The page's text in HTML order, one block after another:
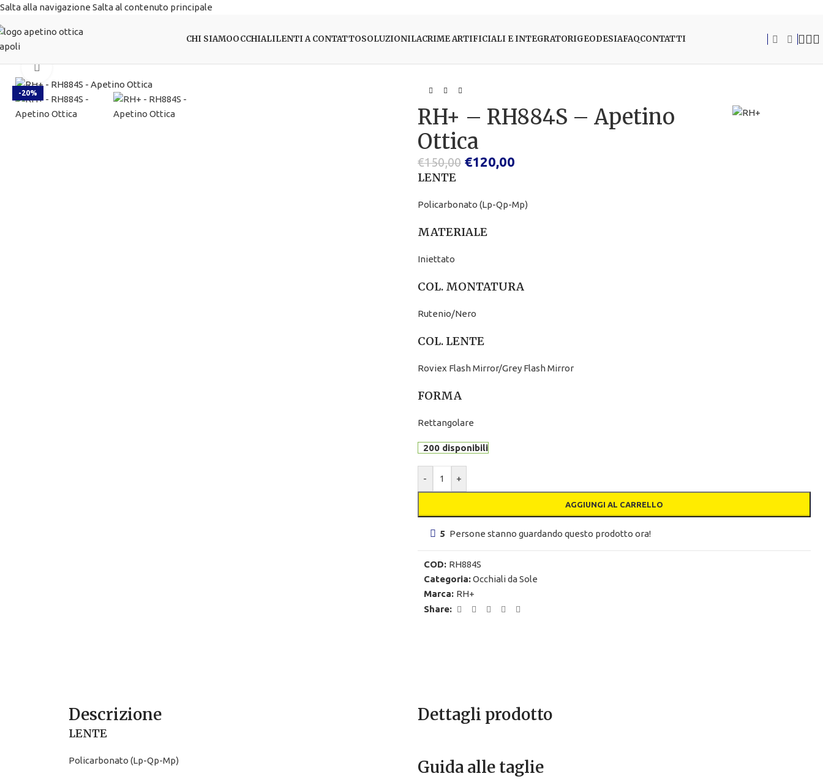
Salta alla navigazione Salta al contenuto principale
CHI SIAMOOCCHIALILENTI A CONTATTOSOLUZIONILACRIME ARTIFICIALI E INTEGRATORIGEODESIAFAQCONTATTI
-20%
Clicca per ingrandire
RH+ – RH884S – Apetino
Ottica
€150,00 €120,00
LENTE
Policarbonato (Lp-Qp-Mp)
MATERIALE
Iniettato
COL. MONTATURA
Rutenio/Nero
COL. LENTE
Roviex Flash Mirror/Grey Flash Mirror
FORMA
Rettangolare
200 disponibili
- +
AGGIUNGI AL CARRELLO
5 Persone stanno guardando questo prodotto ora!
COD: RH884S
Categoria:Occhiali da Sole
Marca: RH+
Share:
Descrizione
LENTE
Policarbonato (Lp-Qp-Mp)
Dettagli prodotto
Guida alle taglie